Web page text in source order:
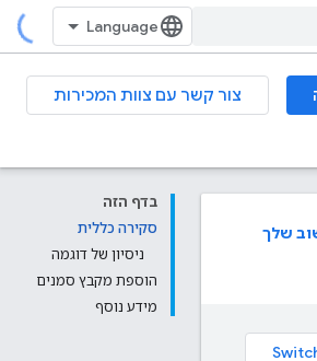
צור קשר עם צוות המכירות
בדף הזה
סקירה כללית
ניסיון של דוגמה
הוספת מקבץ סמנים
מידע נוסף
שלך